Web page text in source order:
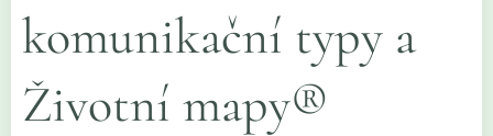
komunikační typy a
Životní mapy®